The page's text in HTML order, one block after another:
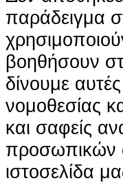
παράδειγμα
βοηθήσουν
δίνουμε
νομοθεσίας
και σαφείς
προσωπικών
ιστοσελίδα